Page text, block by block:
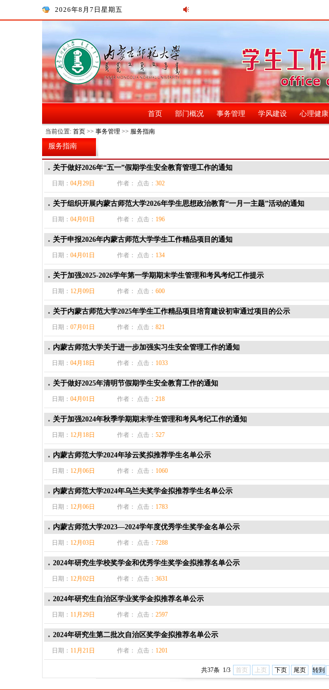
2026年8月7日星期五
首页 部门概况 事务管理 学风建设 心理健康
当前位置: 首页 >> 事务管理 >> 服务指南
服务指南
关于做好2026年“五一”假期学生安全教育管理工作的通知
日期： 04月29日 作者： 点击： 302
关于组织开展内蒙古师范大学2026年学生思想政治教育“一月一主题”活动的通知
日期： 04月01日 作者： 点击： 196
关于申报2026年内蒙古师范大学学生工作精品项目的通知
日期： 04月01日 作者： 点击： 134
关于加强2025-2026学年第一学期期末学生管理和考风考纪工作提示
日期： 12月09日 作者： 点击： 600
关于内蒙古师范大学2025年学生工作精品项目培育建设初审通过项目的公示
日期： 07月01日 作者： 点击： 821
内蒙古师范大学关于进一步加强实习生安全管理工作的通知
日期： 04月18日 作者： 点击： 1033
关于做好2025年清明节假期学生安全教育工作的通知
日期： 04月01日 作者： 点击： 218
关于加强2024年秋季学期期末学生管理和考风考纪工作的通知
日期： 12月18日 作者： 点击： 527
内蒙古师范大学2024年珍云奖拟推荐学生名单公示
日期： 12月06日 作者： 点击： 1060
内蒙古师范大学2024年乌兰夫奖学金拟推荐学生名单公示
日期： 12月06日 作者： 点击： 1783
内蒙古师范大学2023—2024学年度优秀学生奖学金名单公示
日期： 12月03日 作者： 点击： 7288
2024年研究生学校奖学金和优秀学生奖学金拟推荐名单公示
日期： 12月02日 作者： 点击： 3631
2024年研究生自治区学业奖学金拟推荐名单公示
日期： 11月29日 作者： 点击： 2597
2024年研究生第二批次自治区奖学金拟推荐名单公示
日期： 11月21日 作者： 点击： 1201
共37条 1/3 首页 上页 下页 尾页